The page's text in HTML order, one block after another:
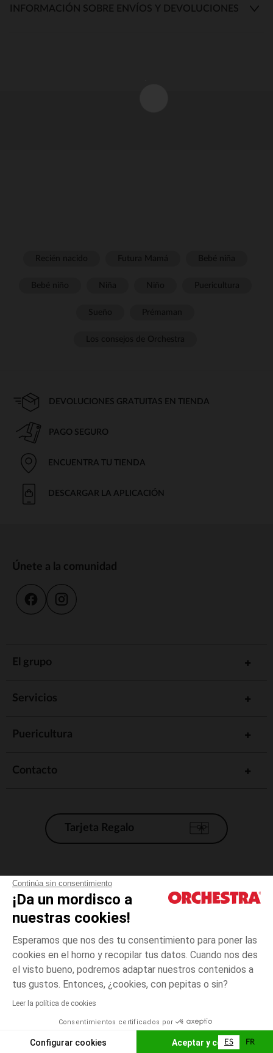
Continúa sin consentimiento
¡Da un mordisco a
nuestras cookies!
Esperamos que nos des tu consentimiento para poner las
cookies en el horno y recopilar tus datos. Cuando nos des
el visto bueno, podremos adaptar nuestros contenidos a
tus gustos. Entonces, ¿cookies, con pepitas o sin?
Leer la política de cookies
Consentimientos certificados por
Configurar cookies Aceptar y cerrar
Beige
El pago medidante
ELIGE UNA TALLA
INFORMACIÓN SOBRE ENVÍOS Y DEVOLUCIONES
DEVOLUCIONES GRATUITAS EN TIENDA
PAGO SEGURO
ENCUENTRA TU TIENDA
DESCARGAR LA APLICACIÓN
Únete a la comunidad
El grupo
Servicios
Puericultura
Contacto
Tarjeta Regalo
Condiciones generales de venta
Aviso Legal
*Condiciones de las ofertas actuales
Gestión de las cookies
Accesibilidad: no conforme
Orchestra adhiere al código de ética de la Federación Francesa de comercio
electrónico y venta a distancia (FEVAD) y al sistema de mediación de
ES FR